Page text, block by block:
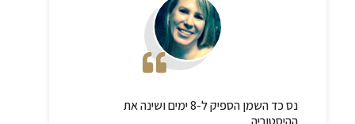
נס כד השמן הספיק ל-8 ימים ושינה את